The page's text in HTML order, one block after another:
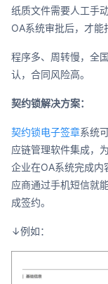
纸质文件需要人工手
OA系统审批后，才能
程序多、周转慢，全
认，合同风险高。
契约锁解决方案：
契约锁电子签章系统
应链管理软件集成，
企业在OA系统完成内
应商通过手机短信就
成签约。
↓例如：